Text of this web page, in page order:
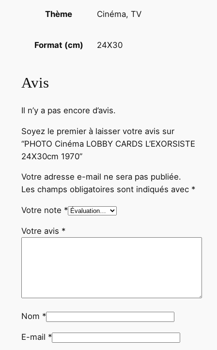
Thème Cinéma, TV
Format (cm) 24X30
Avis
Il n’y a pas encore d’avis.
Soyez le premier à laisser votre avis sur
“PHOTO Cinéma LOBBY CARDS L’EXORSISTE
24X30cm 1970”
Votre adresse e-mail ne sera pas publiée.
Les champs obligatoires sont indiqués avec *
Votre note *
Votre avis *
Nom *
E-mail *